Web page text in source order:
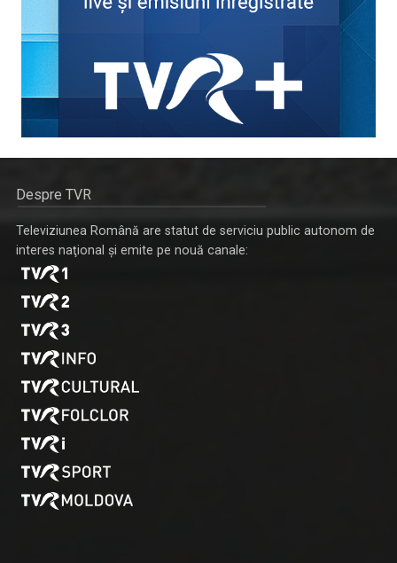
Despre TVR
Televiziunea Română are statut de serviciu public autonom de
interes naţional şi emite pe nouă canale: